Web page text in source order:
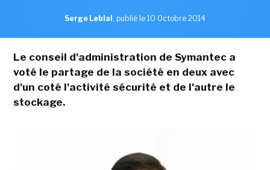
Serge Leblal , publié le 10 Octobre 2014
Le conseil d'administration de Symantec a
voté le partage de la société en deux avec
d'un coté l'activité sécurité et de l'autre le
stockage.